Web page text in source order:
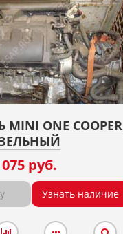
ONE COOPER
руб.
Узнать наличие